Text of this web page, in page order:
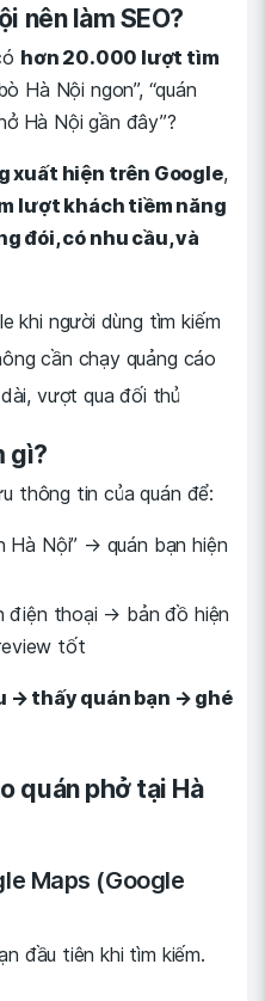
nên làm SEO?
hơn 20.000 lượt tìm
Hà Nội ngon”, “quán
Hà Nội gần đây”?
xuất hiện trên Google,
lượt khách tiềm năng
đói, có nhu cầu, và
khi người dùng tìm kiếm
cần chạy quảng cáo
vượt qua đối thủ
gì?
thông tin của quán để:
Hà Nội” → quán bạn hiện
điện thoại → bản đồ hiện
tốt
→ thấy quán bạn → ghé
quán phở tại Hà
Maps (Google
đầu tiên khi tìm kiếm.